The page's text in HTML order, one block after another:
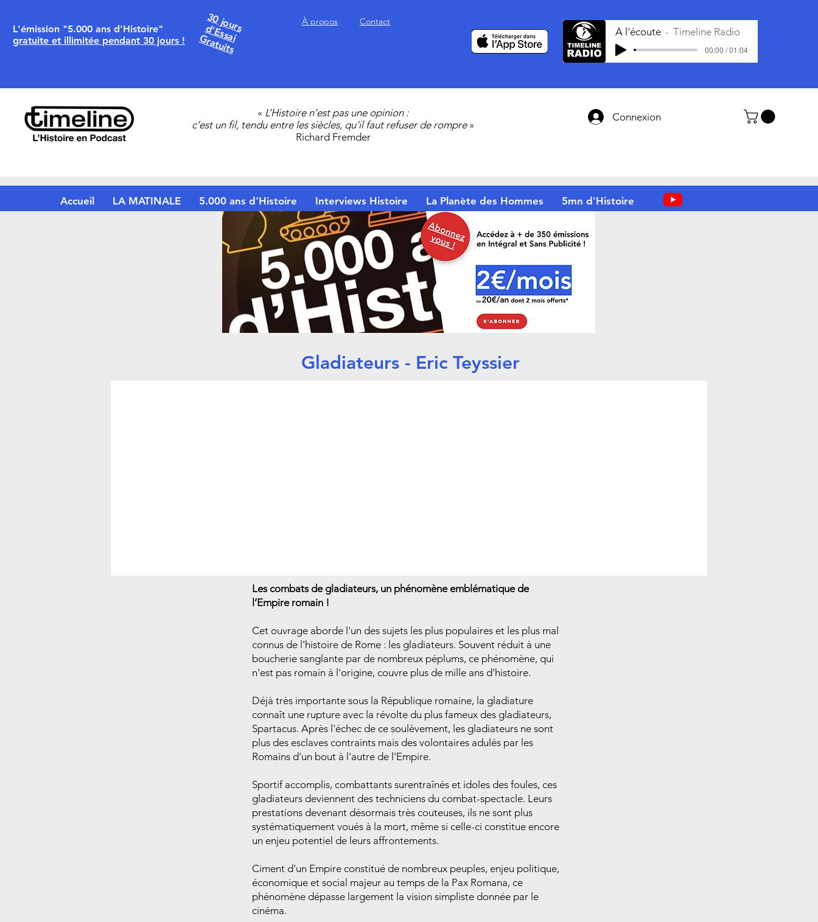
L'émission "5.000 ans d'Histoire"
gratuite et illimitée pendant 30 jours !
30 jours
d'Essai
Gratuits
À propos Contact
À l'écoute Timeline Radio
00:00 / 01:04
« L’Histoire n’est pas une opinion :
c’est un fil, tendu entre les siècles, qu’il faut refuser de rompre»
Richard Fremder
Connexion
Accueil LA MATINALE 5.000 ans d'Histoire Interviews Histoire La Planète des Hommes 5mn d'Histoire
Gladiateurs - Eric Teyssier
Les combats de gladiateurs, un phénomène emblématique de
l’Empire romain !
Cet ouvrage aborde l'un des sujets les plus populaires et les plus mal
connus de l'histoire de Rome : les gladiateurs. Souvent réduit à une
boucherie sanglante par de nombreux péplums, ce phénomène, qui
n'est pas romain à l'origine, couvre plus de mille ans d'histoire.
Déjà très importante sous la République romaine, la gladiature
connaît une rupture avec la révolte du plus fameux des gladiateurs,
Spartacus. Après l'échec de ce soulèvement, les gladiateurs ne sont
plus des esclaves contraints mais des volontaires adulés par les
Romains d'un bout à l'autre de l'Empire.
Sportif accomplis, combattants surentraînés et idoles des foules, ces
gladiateurs deviennent des techniciens du combat-spectacle. Leurs
prestations devenant désormais très couteuses, ils ne sont plus
systématiquement voués à la mort, même si celle-ci constitue encore
un enjeu potentiel de leurs affrontements.
Ciment d'un Empire constitué de nombreux peuples, enjeu politique,
économique et social majeur au temps de la Pax Romana, ce
phénomène dépasse largement la vision simpliste donnée par le
cinéma.